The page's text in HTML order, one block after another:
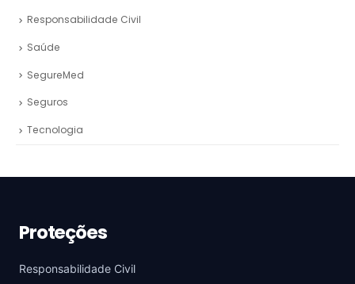
Responsabilidade Civil
Saúde
SegureMed
Seguros
Tecnologia
Proteções
Responsabilidade Civil